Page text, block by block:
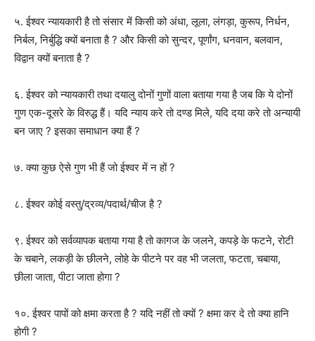
५. ईश्वर न्यायकारी है तो संसार में किसी को अंधा, लूला, लंगड़ा, कुरूप, निर्धन,
निर्बल, निर्बुद्धि क्यों बनाता है ? और किसी को सुन्दर, पूर्णांग, धनवान, बलवान,
विद्वान क्यों बनाता है ?
६. ईश्वर को न्यायकारी तथा दयालु दोनों गुणों वाला बताया गया है जब कि ये दोनों
गुण एक-दूसरे के विरुद्ध हैं। यदि न्याय करे तो दण्ड मिले, यदि दया करे तो अन्यायी
बन जाए ? इसका समाधान क्या हैं ?
७. क्या कुछ ऐसे गुण भी हैं जो ईश्वर में न हों ?
८. ईश्वर कोई वस्तु/द्रव्य/पदार्थ/चीज है ?
९. ईश्वर को सर्वव्यापक बताया गया है तो कागज के जलने, कपड़े के फटने, रोटी
के चबाने, लकड़ी के छीलने, लोहे के पीटने पर वह भी जलता, फटता, चबाया,
छीला जाता, पीटा जाता होगा ?
१०. ईश्वर पापों को क्षमा करता है ? यदि नहीं तो क्यों ? क्षमा कर दे तो क्या हानि
होगी ?